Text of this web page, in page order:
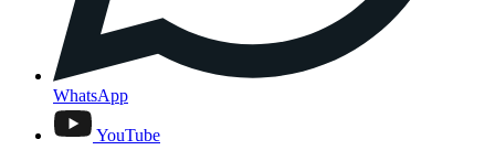
WhatsApp
YouTube